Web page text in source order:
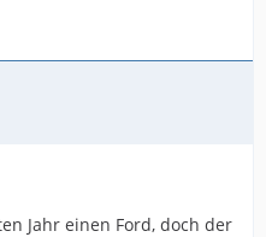
Jahr einen Ford, doch der